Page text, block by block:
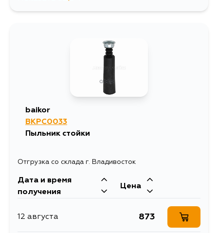
1337
baikor
BKPC0033
Пыльник стойки
Отгрузка со склада г. Владивосток
Дата и время
получения
Цена
12 августа 873